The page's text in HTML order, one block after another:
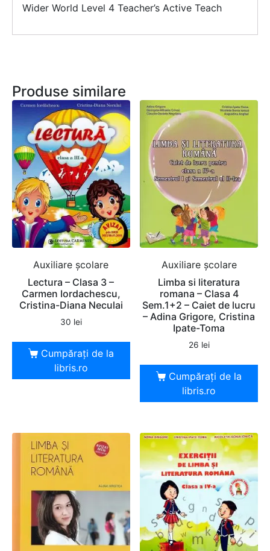
Wider World Level 4 Teacher’s Active Teach
Produse similare
Auxiliare şcolare
Lectura – Clasa 3 –
Carmen Iordachescu,
Cristina-Diana Neculai
30 lei
Cumpărați de la
libris.ro
Auxiliare şcolare
Limba si literatura
romana – Clasa 4
Sem.1+2 – Caiet de lucru
– Adina Grigore, Cristina
Ipate-Toma
26 lei
Cumpărați de la
libris.ro